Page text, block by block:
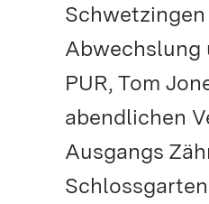
Abwechslung
PUR, Tom
abendlichen
Ausgangs